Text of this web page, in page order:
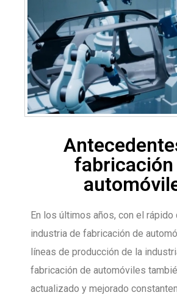
fabricación
En los últimos años, con el
industria de fabricación de
líneas de producción de la
fabricación de automóviles
actualizado y mejorado